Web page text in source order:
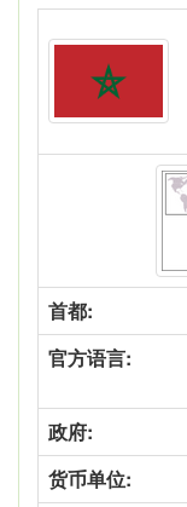
首都:
官方语言:
政府:
货币单位: